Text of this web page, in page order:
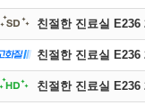
친절한 진료실 E236
친절한 진료실 E236
친절한 진료실 E236